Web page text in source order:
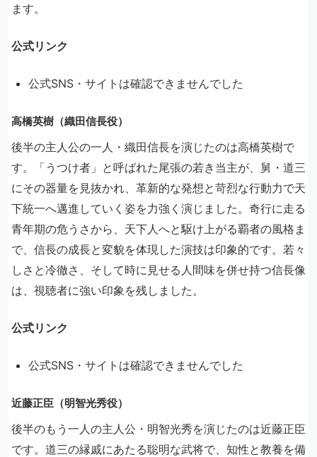
ます。
公式リンク
公式SNS・サイトは確認できませんでした
高橋英樹（織田信長役）
後半の主人公の一人・織田信長を演じたのは高橋英樹で
す。「うつけ者」と呼ばれた尾張の若き当主が、舅・道三
にその器量を見抜かれ、革新的な発想と苛烈な行動力で天
下統一へ邁進していく姿を力強く演じました。奇行に走る
青年期の危うさから、天下人へと駆け上がる覇者の風格ま
で、信長の成長と変貌を体現した演技は印象的です。若々
しさと冷徹さ、そして時に見せる人間味を併せ持つ信長像
は、視聴者に強い印象を残しました。
公式リンク
公式SNS・サイトは確認できませんでした
近藤正臣（明智光秀役）
後半のもう一人の主人公・明智光秀を演じたのは近藤正臣
です。道三の縁戚にあたる聡明な武将で、知性と教養を備